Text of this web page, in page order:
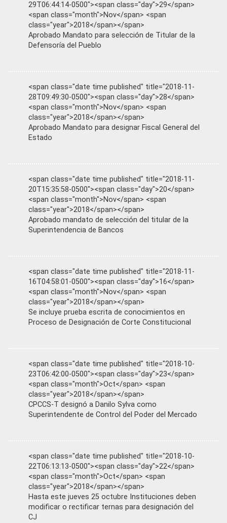
29T06:44:14-0500"><span class="day">29</span>
<span class="month">Nov</span> <span
class="year">2018</span></span>
Aprobado Mandato para selección de Titular de la
Defensoría del Pueblo
<span class="date time published" title="2018-11-
28T09:49:30-0500"><span class="day">28</span>
<span class="month">Nov</span> <span
class="year">2018</span></span>
Aprobado Mandato para designar Fiscal General del
Estado
<span class="date time published" title="2018-11-
20T15:35:58-0500"><span class="day">20</span>
<span class="month">Nov</span> <span
class="year">2018</span></span>
Aprobado mandato de selección del titular de la
Superintendencia de Bancos
<span class="date time published" title="2018-11-
16T04:58:01-0500"><span class="day">16</span>
<span class="month">Nov</span> <span
class="year">2018</span></span>
Se incluye prueba escrita de conocimientos en
Proceso de Designación de Corte Constitucional
<span class="date time published" title="2018-10-
23T06:42:00-0500"><span class="day">23</span>
<span class="month">Oct</span> <span
class="year">2018</span></span>
CPCCS-T designó a Danilo Sylva como
Superintendente de Control del Poder del Mercado
<span class="date time published" title="2018-10-
22T06:13:13-0500"><span class="day">22</span>
<span class="month">Oct</span> <span
class="year">2018</span></span>
Hasta este jueves 25 octubre Instituciones deben
modificar o rectificar ternas para designación del
CJ